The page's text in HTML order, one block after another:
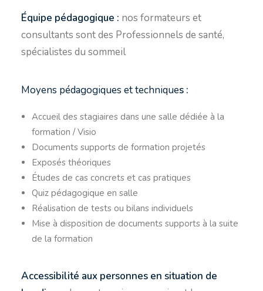
Équipe pédagogique : nos formateurs et
consultants sont des Professionnels de santé,
spécialistes du sommeil
Moyens pédagogiques et techniques :
Accueil des stagiaires dans une salle dédiée à la
formation / Visio
Documents supports de formation projetés
Exposés théoriques
Études de cas concrets et cas pratiques
Quiz pédagogique en salle
Réalisation de tests ou bilans individuels
Mise à disposition de documents supports à la suite
de la formation
Accessibilité aux personnes en situation de